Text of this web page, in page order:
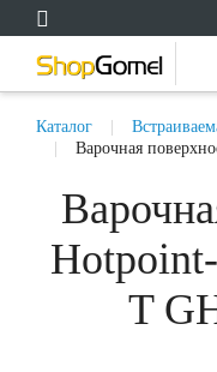
Каталог
Варочная
T